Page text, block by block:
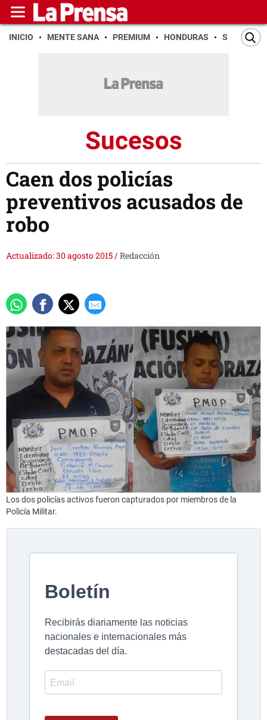
INICIO MENTE SANA PREMIUM HONDURAS SAN PEDRO
Sucesos
Caen dos policías
preventivos acusados de
robo
Actualizado: 30 agosto 2015/Redacción
Los dos policías activos fueron capturados por miembros de la
Policía Militar.